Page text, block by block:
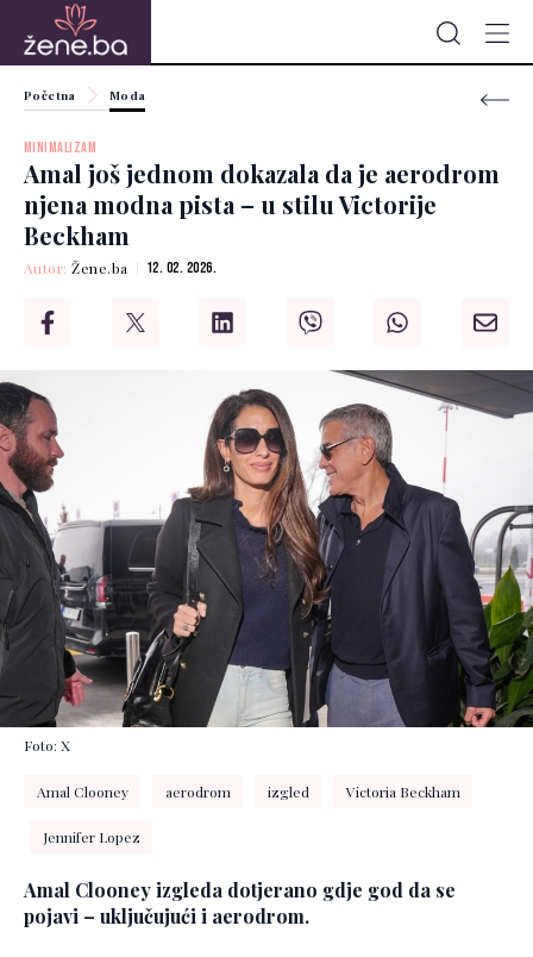
Početna Moda
MINIMALIZAM
Amal još jednom dokazala da je aerodrom
njena modna pista – u stilu Victorije
Beckham
Autor:Žene.ba 12. 02. 2026.
Foto: X
Amal Clooney aerodrom izgled Victoria Beckham
Jennifer Lopez
Amal Clooney izgleda dotjerano gdje god da se
pojavi – uključujući i aerodrom.